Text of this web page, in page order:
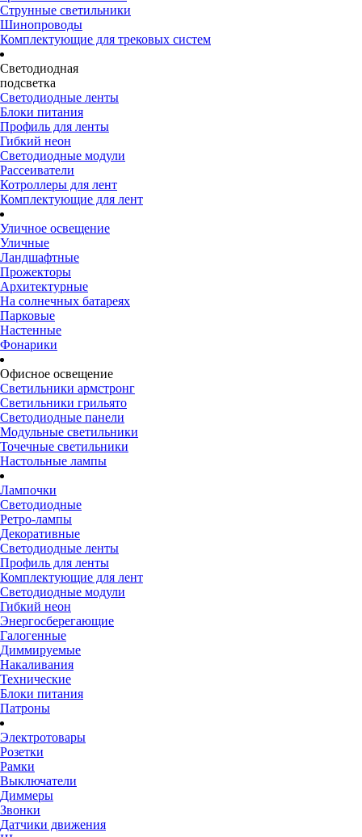
Струнные светильники
Шинопроводы
Комплектующие для трековых систем
Светодиодная
подсветка
Светодиодные ленты
Блоки питания
Профиль для ленты
Гибкий неон
Светодиодные модули
Рассеиватели
Котроллеры для лент
Комплектующие для лент
Уличное освещение
Уличные
Ландшафтные
Прожекторы
Архитектурные
На солнечных батареях
Парковые
Настенные
Фонарики
Офисное освещение
Светильники армстронг
Светильники грильято
Светодиодные панели
Модульные светильники
Точечные светильники
Настольные лампы
Лампочки
Светодиодные
Ретро-лампы
Декоративные
Светодиодные ленты
Профиль для ленты
Комплектующие для лент
Светодиодные модули
Гибкий неон
Энергосберегающие
Галогенные
Диммируемые
Накаливания
Технические
Блоки питания
Патроны
Электротовары
Розетки
Рамки
Выключатели
Диммеры
Звонки
Датчики движения